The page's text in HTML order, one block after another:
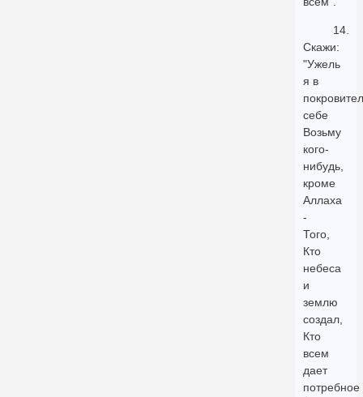
14.
Скажи:
"Ужель
я в
себе
Возьму
кого-
нибудь,
кроме
Аллаха
-
Того,
Кто
небеса
и
землю
создал,
Кто
всем
дает
потребное